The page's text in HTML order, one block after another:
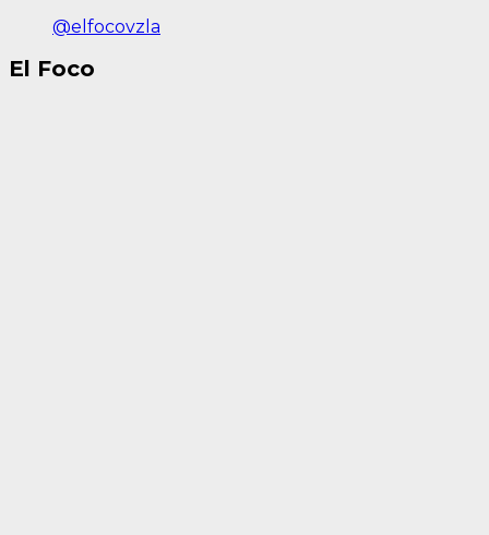
@elfocovzla
El Foco